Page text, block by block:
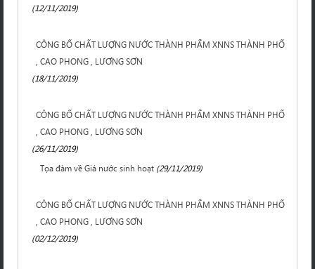
(12/11/2019)
CÔNG BỐ CHẤT LƯỢNG NƯỚC THÀNH PHẨM XNNS THÀNH PHỐ
, CAO PHONG , LƯƠNG SƠN
(18/11/2019)
CÔNG BỐ CHẤT LƯỢNG NƯỚC THÀNH PHẨM XNNS THÀNH PHỐ
, CAO PHONG , LƯƠNG SƠN
(26/11/2019)
Tọa đàm về Giá nước sinh hoạt (29/11/2019)
CÔNG BỐ CHẤT LƯỢNG NƯỚC THÀNH PHẨM XNNS THÀNH PHỐ
, CAO PHONG , LƯƠNG SƠN
(02/12/2019)